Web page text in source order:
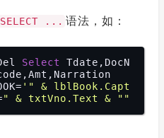
... 语法，如：
Select
Tdate,DocN
'" & lblBook.Capt